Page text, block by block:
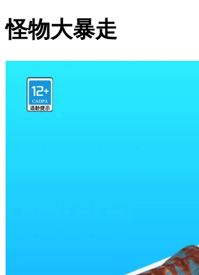
怪物大暴走